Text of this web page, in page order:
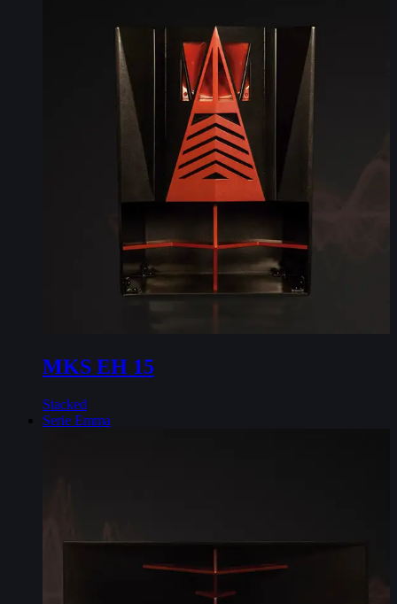
MKS EH 15
Stacked
Serie Emma